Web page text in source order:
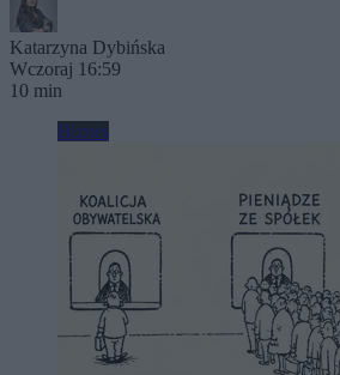
Katarzyna Dybińska
Wczoraj 16:59
10 min
Biznes